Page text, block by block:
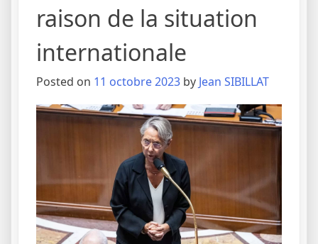
raison de la situation
internationale
Posted on 11 octobre 2023 by Jean SIBILLAT